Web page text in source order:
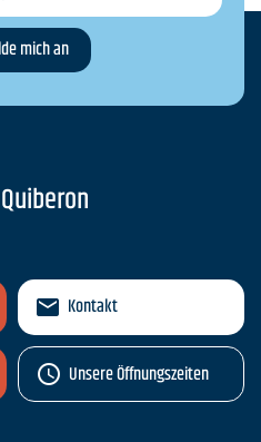
Kontakt
Unsere Öffnungszeiten